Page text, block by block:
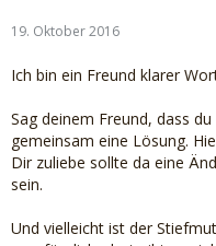
19. Oktober 2016
Ich bin ein Freund klarer
Sag deinem Freund, dass
gemeinsam eine Lösung.
Dir zuliebe sollte da eine
sein.
Und vielleicht ist der